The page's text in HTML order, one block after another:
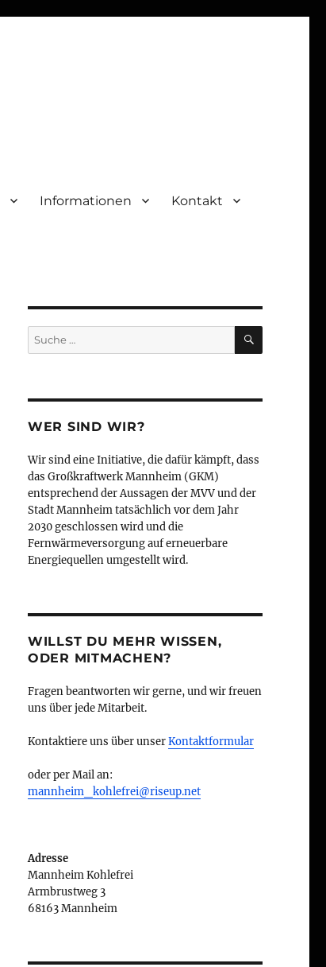
Informationen Kontakt
Suche
nach:
SUCHEN
WER SIND WIR?
Wir sind eine Initiative, die dafür kämpft, dass
das Großkraftwerk Mannheim (GKM)
entsprechend der Aussagen der MVV und der
Stadt Mannheim tatsächlich vor dem Jahr
2030 geschlossen wird und die
Fernwärmeversorgung auf erneuerbare
Energiequellen umgestellt wird.
WILLST DU MEHR WISSEN,
ODER MITMACHEN?
Fragen beantworten wir gerne, und wir freuen
uns über jede Mitarbeit.
Kontaktiere uns über unserKontaktformular
oder per Mail an:
mannheim_kohlefrei@riseup.net
Adresse
Mannheim Kohlefrei
Armbrustweg 3
68163 Mannheim